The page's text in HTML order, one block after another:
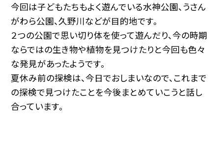
今回は子どもたちもよく遊んでいる水神公園、うさん
がわら公園、久野川などが目的地です。
２つの公園で思い切り体を使って遊んだり、今の時期
ならではの生き物や植物を見つけたりと今回も色々
な発見があったようです。
夏休み前の探検は、今日でおしまいなので、これまで
の探検で見つけたことを今後まとめていこうと話し
合っています。